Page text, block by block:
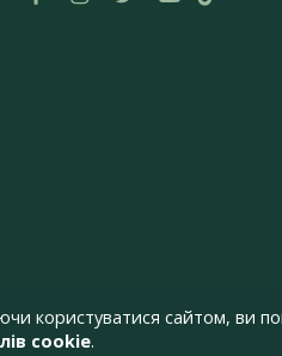
користуватися сайтом, ви
cookie.